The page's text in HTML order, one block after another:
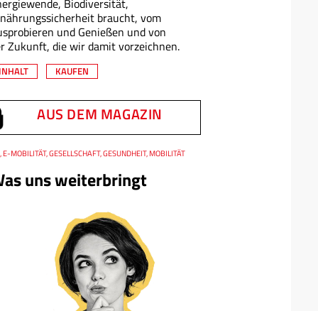
braucht, vom
und Genießen und von
Zukunft, die wir damit vorzeichnen.
INHALT KAUFEN
AUS DEM MAGAZIN
uns weiterbringt
E-MOBILITÄT, GESELLSCHAFT, GESUNDHEIT, MOBILITÄT